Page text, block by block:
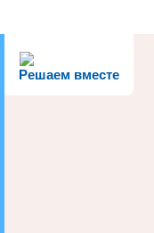
Решаем вместе